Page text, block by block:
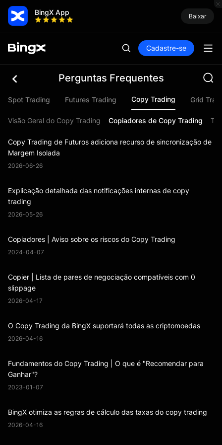
BingX App Baixar
Cadastre-se
Perguntas Frequentes
Spot Trading Futures Trading Copy Trading Grid
Visão Geral do Copy Trading Copiadores de Copy Trading
Copy Trading de Futuros adiciona recurso de sincronização de
Margem Isolada
2026-06-26
Explicação detalhada das notificações internas de copy
trading
2026-05-26
Copiadores | Aviso sobre os riscos do Copy Trading
2024-04-07
Copier | Lista de pares de negociação compatíveis com 0
slippage
2026-04-17
O Copy Trading da BingX suportará todas as criptomoedas
2026-04-16
Fundamentos do Copy Trading | O que é "Recomendar para
Ganhar"?
2023-01-07
BingX otimiza as regras de cálculo das taxas do copy trading
2026-04-16